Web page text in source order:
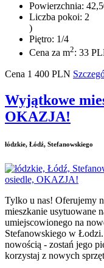
Powierzchnia:
Liczba pokoi: 2
)
Piętro: 1/4
Cena za m2: 33
Cena 1 400 PLN
Wyjątkowe
OKAZJA!
łódzkie, Łódź, Stefanowskiego
Tylko u nas! Oferujemy
mieszkanie usytuowane
umiejscowionego na
Stefanowskiego w
nowością - zostań jego
korzystaj z nowych